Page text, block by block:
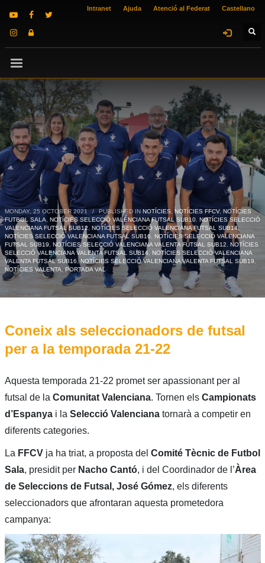
Intranet Ajuda Atenció al Federat Castellano
MONDAY, 25 OCTOBER 2021 / PUBLISHED IN NOTÍCIES ,NOTÍCIES FFCV, NOTÍCIES
FUTBOL SALA, NOTÍCIES SELECCIÓ VALENCIANA FUTSAL SUB10, NOTÍCIES SELECCIÓ
VALENCIANA FUTSAL SUB12
NOTÍCIES SELECCIÓ VALENCIANA FUTSAL SUB14,
NOTÍCIES SELECCIÓ VALENCIANA FUTSAL SUB16
NOTÍCIES SELECCIÓ VALENCIANA
FUTSAL SUB19
NOTÍCIES SELECCIÓ VALENCIANA VALENTA FUTSAL SUB12
NOTÍCIES
SELECCIÓ VALENCIANA VALENTA FUTSAL SUB14,
NOTÍCIES SELECCIÓ VALENCIANA
VALENTA FUTSAL SUB16, NOTÍCIES SELECCIÓ VALENCIANA VALENTA FUTSAL SUB19
NOTÍCIES VALENTA
PORTADA VAL
Coneix als seleccionadors de futsal
per a la temporada 21-22
Aquesta temporada 21-22 promet ser apassionant per al
futsal de la Comunitat Valenciana. Tornen els Campionats
d’Espanya i la Selecció Valencianatornarà a competir en
diferents categories.
La FFCVja ha triat, a proposta del Comité Tècnic de Futbol
Sala, presidit per Nacho Cantó, i del Coordinador de l’Àrea
de Seleccions de Futsal, José Gómez, els diferents
seleccionadors que afrontaran aquesta prometedora
campanya: